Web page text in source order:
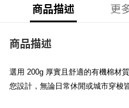
商品描述 更
商品描述
選用 200g 厚實且舒適的有機棉材
您設計，無論日常休閒或城市穿梭